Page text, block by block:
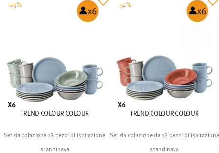
X6
TREND COLOUR COLOUR
Set da colazione 18 pezzi di ispirazione
scandinava
-25%
X6
TREND COLOUR COLOUR
Set da colazione da 18 pezzi di ispirazione
scandinava
-34%